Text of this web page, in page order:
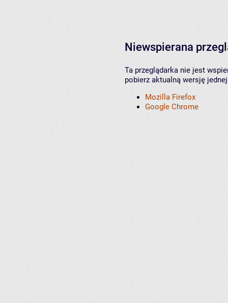
Niewspierana
Ta przeglądarka nie jest
pobierz aktualną wersję
Mozilla Firefox
Google Chrome